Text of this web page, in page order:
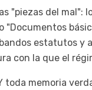
"piezas del
estatutos
con la que el
memoria